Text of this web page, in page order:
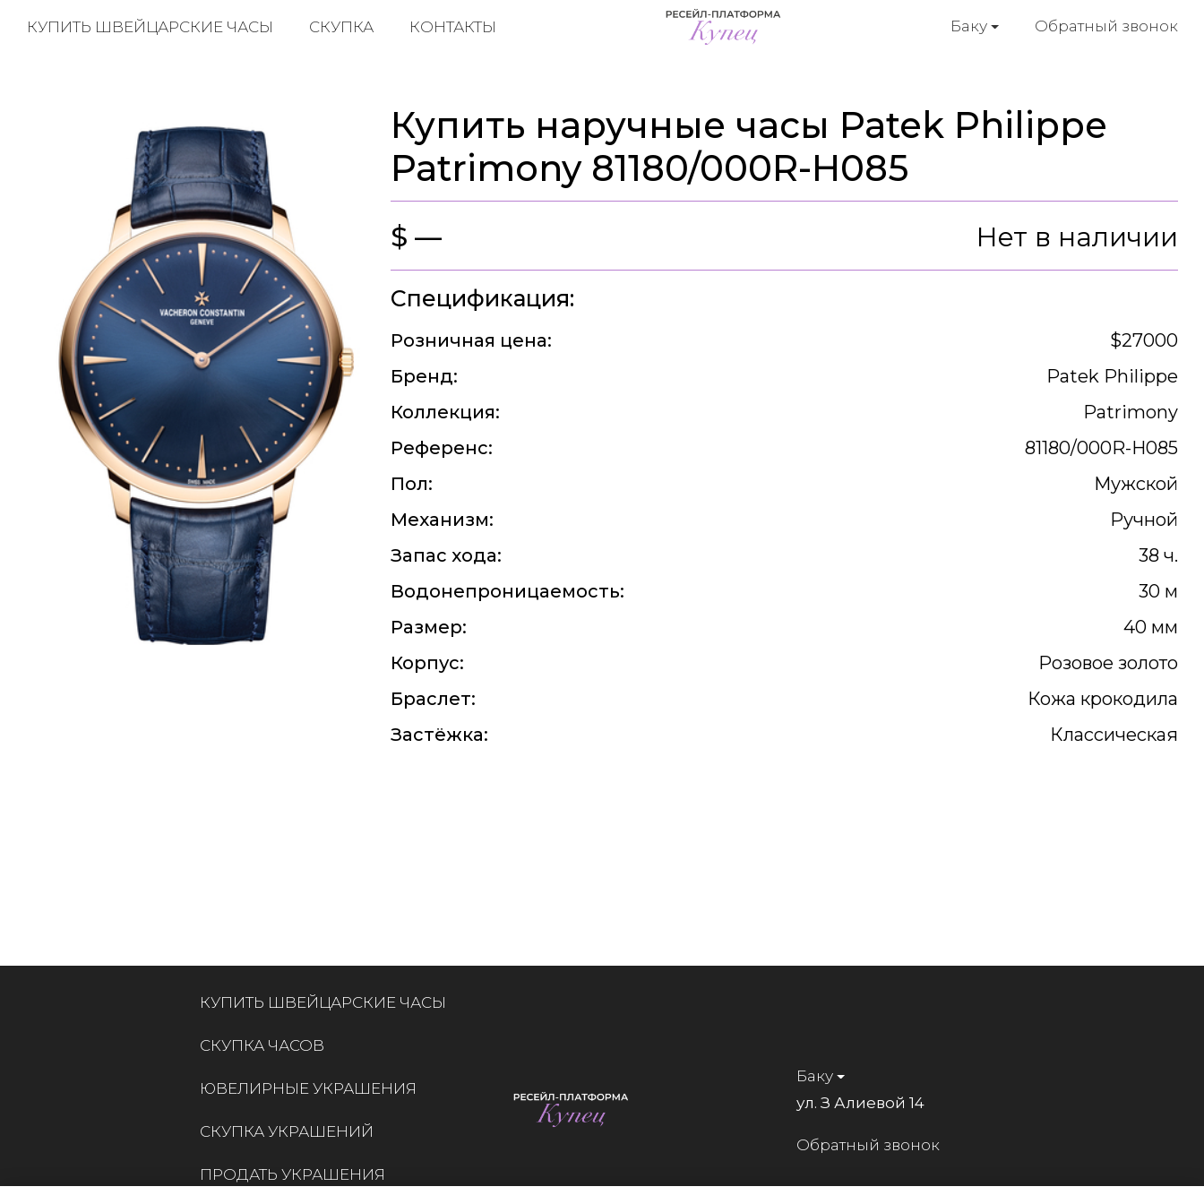
Баку Обратный звонок
КУПИТЬ ШВЕЙЦАРСКИЕ ЧАСЫ СКУПКА КОНТАКТЫ
Купить наручные часы Patek Philippe
Patrimony 81180/000R-H085
$ — Нет в наличии
Спецификация:
Розничная цена:
$27000
Бренд:
Patek Philippe
Коллекция:
Patrimony
Референс:
81180/000R-H085
Пол:
Мужской
Механизм:
Ручной
Запас хода:
38 ч.
Водонепроницаемость:
30 м
Размер:
40 мм
Корпус:
Розовое золото
Браслет:
Кожа крокодила
Застёжка:
Классическая
КУПИТЬ ШВЕЙЦАРСКИЕ ЧАСЫ
СКУПКА ЧАСОВ
ЮВЕЛИРНЫЕ УКРАШЕНИЯ
СКУПКА УКРАШЕНИЙ
ПРОДАТЬ УКРАШЕНИЯ
Баку
ул. З Алиевой 14
Обратный звонок